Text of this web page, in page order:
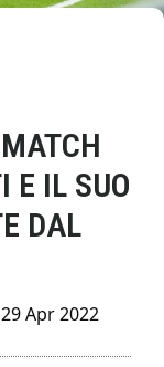
E IL SUO
DAL
Apr 2022